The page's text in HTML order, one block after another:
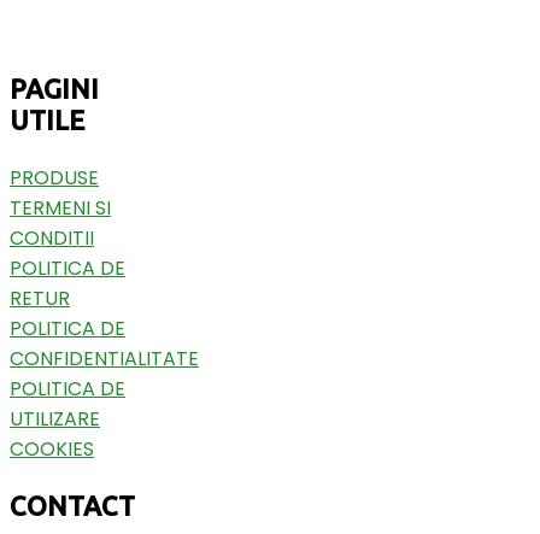
PAGINI
UTILE
PRODUSE
TERMENI SI
CONDITII
POLITICA DE
RETUR
POLITICA DE
CONFIDENTIALITATE
POLITICA DE
UTILIZARE
COOKIES
CONTACT